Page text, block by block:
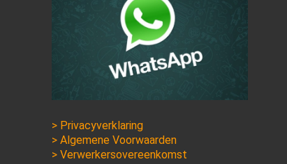
> Privacyverklaring
> Algemene Voorwaarden
> Verwerkersovereenkomst